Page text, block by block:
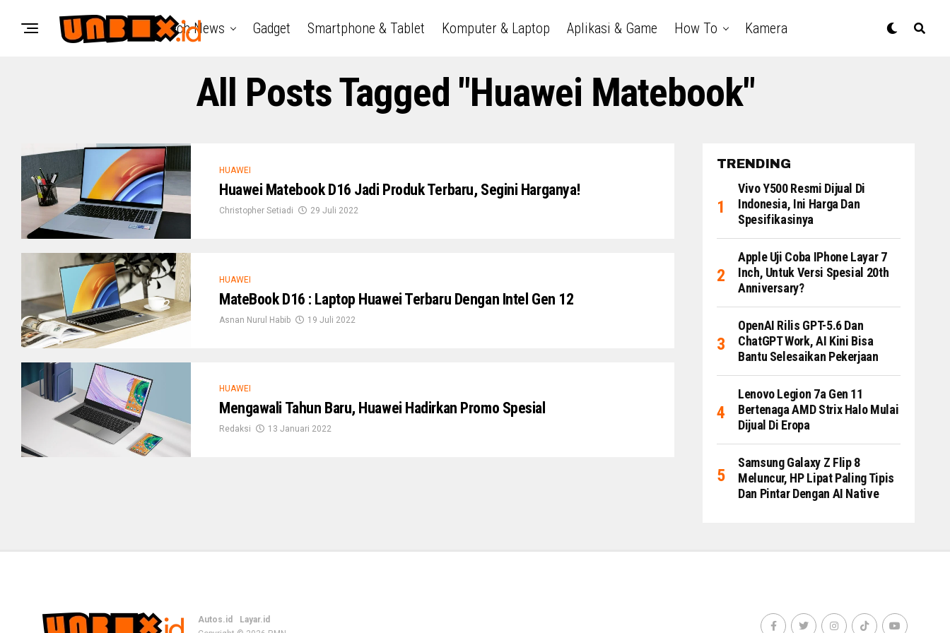
Tech News Gadget Smartphone & Tablet Komputer & Laptop Aplikasi & Game How To Kamera
All Posts Tagged "huawei Matebook"
HUAWEI
Huawei Matebook D16 Jadi Produk Terbaru, Segini Harganya!
Christopher Setiadi 29 Juli 2022
HUAWEI
MateBook D16 : Laptop Huawei Terbaru Dengan Intel Gen 12
Asnan Nurul Habib 19 Juli 2022
HUAWEI
Mengawali Tahun Baru, Huawei Hadirkan Promo Spesial
Redaksi 13 Januari 2022
TRENDING
Vivo Y500 Resmi Dijual Di
Indonesia, Ini Harga Dan
Spesifikasinya
Apple Uji Coba IPhone Layar 7
Inch, Untuk Versi Spesial 20th
Anniversary?
OpenAI Rilis GPT-5.6 Dan
ChatGPT Work, AI Kini Bisa
Bantu Selesaikan Pekerjaan
Lenovo Legion 7a Gen 11
Bertenaga AMD Strix Halo Mulai
Dijual Di Eropa
Samsung Galaxy Z Flip 8
Meluncur, HP Lipat Paling Tipis
Dan Pintar Dengan AI Native
Autos.id
Layar.id